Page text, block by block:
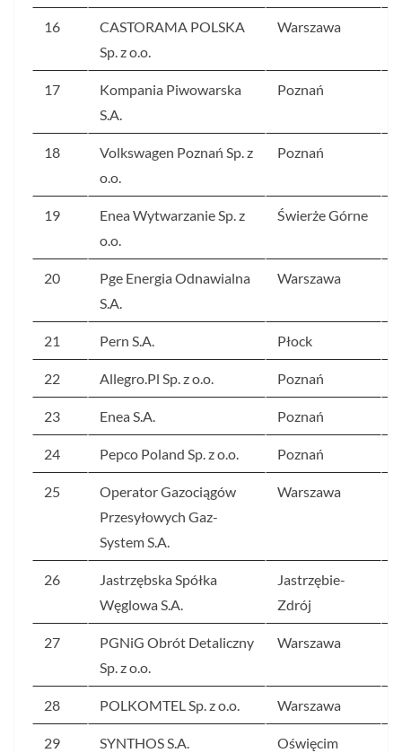
16
CASTORAMA POLSKA
Sp. z o.o.
Warszawa
17
Kompania Piwowarska
S.A.
Poznań
18
Volkswagen Poznań Sp. z
o.o.
Poznań
19
Enea Wytwarzanie Sp. z
o.o.
Świerże Górne
20
Pge Energia Odnawialna
S.A.
Warszawa
21 Pern S.A. Płock
22 Allegro.Pl Sp. z o.o. Poznań
23 Enea S.A. Poznań
24 Pepco Poland Sp. z o.o. Poznań
25
Operator Gazociągów
Przesyłowych Gaz-
System S.A.
Warszawa
26
Jastrzębska Spółka
Węglowa S.A.
Jastrzębie-
Zdrój
27
PGNiG Obrót Detaliczny
Sp. z o.o.
Warszawa
28 POLKOMTEL Sp. z o.o. Warszawa
29 SYNTHOS S.A. Oświęcim